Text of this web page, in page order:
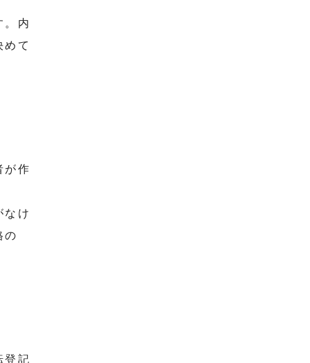
。内
めて
が作
なけ
の
登記